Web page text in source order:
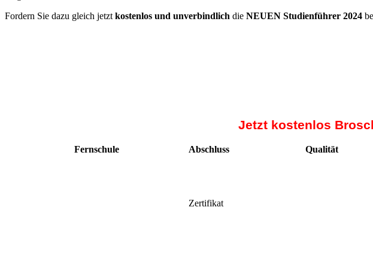
Fordern Sie dazu gleich jetzt kostenlos und unverbindlich die NEUEN Studienführer 2024
Jetzt kostenlos
Fernschule Abschluss Qualität
Zertifikat